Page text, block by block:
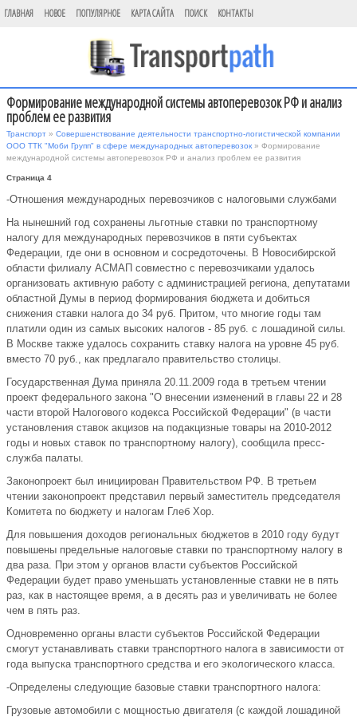
ГЛАВНАЯ НОВОЕ ПОПУЛЯРНОЕ КАРТА САЙТА ПОИСК КОНТАКТЫ
Формирование международной системы автоперевозок РФ и анализ
проблем ее развития
Транспорт » Совершенствование деятельности транспортно-логистической компании
ООО ТТК "Моби Групп" в сфере международных автоперевозок » Формирование
международной системы автоперевозок РФ и анализ проблем ее развития
Страница 4
-Отношения международных перевозчиков с налоговыми службами
На нынешний год сохранены льготные ставки по транспортному
налогу для международных перевозчиков в пяти субъектах
Федерации, где они в основном и сосредоточены. В Новосибирской
области филиалу АСМАП совместно с перевозчиками удалось
организовать активную работу с администрацией региона, депутатами
областной Думы в период формирования бюджета и добиться
снижения ставки налога до 34 руб. Притом, что многие годы там
платили один из самых высоких налогов - 85 руб. с лошадиной силы.
В Москве также удалось сохранить ставку налога на уровне 45 руб.
вместо 70 руб., как предлагало правительство столицы.
Государственная Дума приняла 20.11.2009 года в третьем чтении
проект федерального закона "О внесении изменений в главы 22 и 28
части второй Налогового кодекса Российской Федерации" (в части
установления ставок акцизов на подакцизные товары на 2010-2012
годы и новых ставок по транспортному налогу), сообщила пресс-
служба палаты.
Законопроект был инициирован Правительством РФ. В третьем
чтении законопроект представил первый заместитель председателя
Комитета по бюджету и налогам Глеб Хор.
Для повышения доходов региональных бюджетов в 2010 году будут
повышены предельные налоговые ставки по транспортному налогу в
два раза. При этом у органов власти субъектов Российской
Федерации будет право уменьшать установленные ставки не в пять
раз, как в настоящее время, а в десять раз и увеличивать не более
чем в пять раз.
Одновременно органы власти субъектов Российской Федерации
смогут устанавливать ставки транспортного налога в зависимости от
года выпуска транспортного средства и его экологического класса.
-Определены следующие базовые ставки транспортного налога:
Грузовые автомобили с мощностью двигателя (с каждой лошадиной